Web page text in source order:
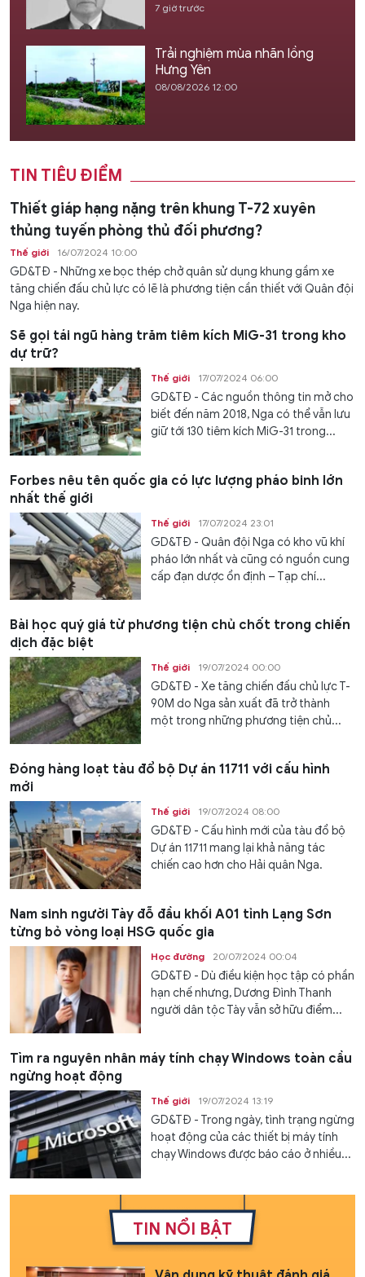
7 giờ trước
Trải nghiệm mùa nhãn lồng
Hưng Yên
08/08/2026 12:00
TIN TIÊU ĐIỂM
Thiết giáp hạng nặng trên khung T-72 xuyên
thủng tuyến phòng thủ đối phương?
Thế giới 16/07/2024 10:00
GD&TĐ - Những xe bọc thép chở quân sử dụng khung gầm xe
tăng chiến đấu chủ lực có lẽ là phương tiện cần thiết với Quân đội
Nga hiện nay.
Sẽ gọi tái ngũ hàng trăm tiêm kích MiG-31 trong kho
dự trữ?
Thế giới 17/07/2024 06:00
GD&TĐ - Các nguồn thông tin mở cho
biết đến năm 2018, Nga có thể vẫn lưu
giữ tới 130 tiêm kích MiG-31 trong...
Forbes nêu tên quốc gia có lực lượng pháo binh lớn
nhất thế giới
Thế giới 17/07/2024 23:01
GD&TĐ - Quân đội Nga có kho vũ khí
pháo lớn nhất và cũng có nguồn cung
cấp đạn dược ổn định – Tạp chí...
Bài học quý giá từ phương tiện chủ chốt trong chiến
dịch đặc biệt
Thế giới 19/07/2024 00:00
GD&TĐ - Xe tăng chiến đấu chủ lực T-
90M do Nga sản xuất đã trở thành
một trong những phương tiện chủ...
Đóng hàng loạt tàu đổ bộ Dự án 11711 với cấu hình
mới
Thế giới 19/07/2024 08:00
GD&TĐ - Cấu hình mới của tàu đổ bộ
Dự án 11711 mang lại khả năng tác
chiến cao hơn cho Hải quân Nga.
Nam sinh người Tày đỗ đầu khối A01 tỉnh Lạng Sơn
từng bỏ vòng loại HSG quốc gia
Học đường 20/07/2024 00:04
GD&TĐ - Dù điều kiện học tập có phần
hạn chế nhưng, Dương Đình Thanh
người dân tộc Tày vẫn sở hữu điểm...
Tìm ra nguyên nhân máy tính chạy Windows toàn cầu
ngừng hoạt động
Thế giới 19/07/2024 13:19
GD&TĐ - Trong ngày, tình trạng ngừng
hoạt động của các thiết bị máy tính
chạy Windows được báo cáo ở nhiều...
TIN NỔI BẬT